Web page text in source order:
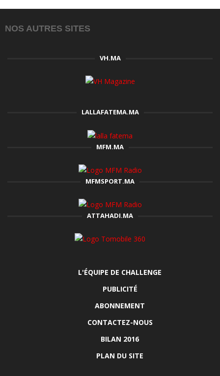
NOS AUTRES SITES
VH.MA
LALLAFATEMA.MA
MFM.MA
MFMSPORT.MA
ATTAHADI.MA
L'ÉQUIPE DE CHALLENGE
PUBLICITÉ
ABONNEMENT
CONTACTEZ-NOUS
BILAN 2016
PLAN DU SITE